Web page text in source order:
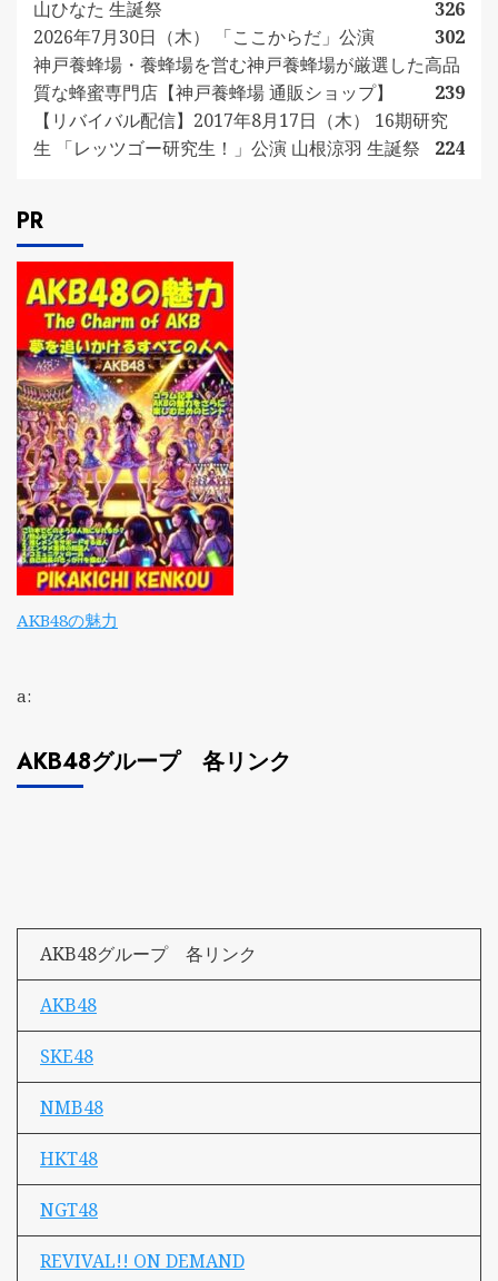
山ひなた 生誕祭
326
2026年7月30日（木） 「ここからだ」公演
302
神戸養蜂場・養蜂場を営む神戸養蜂場が厳選した高品
質な蜂蜜専門店【神戸養蜂場 通販ショップ】
239
【リバイバル配信】2017年8月17日（木） 16期研究
生 「レッツゴー研究生！」公演 山根涼羽 生誕祭
224
PR
AKB48の魅力
a:
AKB48グループ 各リンク
AKB48グループ 各リンク
AKB48
SKE48
NMB48
HKT48
NGT48
REVIVAL!! ON DEMAND